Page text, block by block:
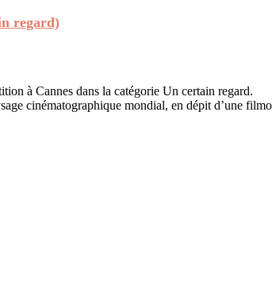
regard)
à Cannes dans la catégorie Un certain regard.
cinématographique mondial, en dépit d’une